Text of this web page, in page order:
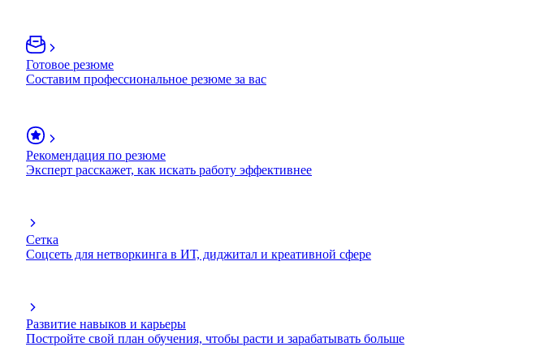
Готовое резюме
Составим профессиональное резюме за вас
Рекомендация по резюме
Эксперт расскажет, как искать работу эффективнее
Сетка
Соцсеть для нетворкинга в ИТ, диджитал и креативной сфере
Развитие навыков и карьеры
Постройте свой план обучения, чтобы расти и зарабатывать больше